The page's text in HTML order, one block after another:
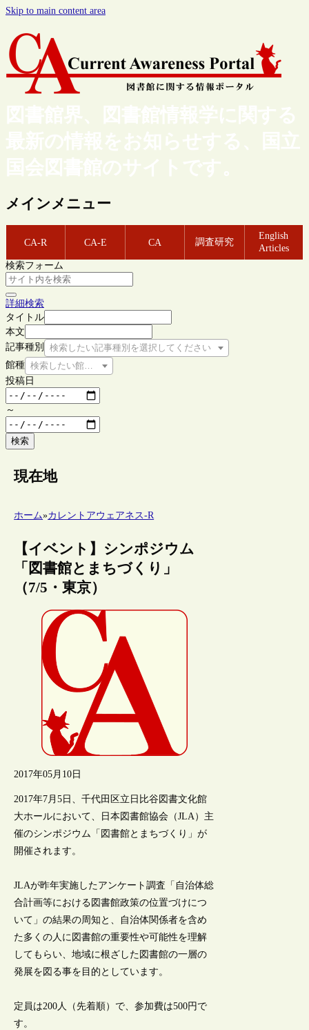
Skip to main content area
図書館界、図書館情報学に関する
最新の情報をお知らせする、国立
国会図書館のサイトです。
メインメニュー
CA-R CA-E CA 調査研究
English
Articles
検索フォーム
詳細検索
タイトル
本文
記事種別
検索したい記事種別を選択してください
館種 検索したい館種を選択してください
投稿日
～
検索
現在地
ホーム»カレントアウェアネス-R
【イベント】シンポジウム
「図書館とまちづくり」
（7/5・東京）
2017年05月10日
2017年7月5日、千代田区立日比谷図書文化館
大ホールにおいて、日本図書館協会（JLA）主
催のシンポジウム「図書館とまちづくり」が
開催されます。
JLAが昨年実施したアンケート調査「自治体総
合計画等における図書館政策の位置づけにつ
いて」の結果の周知と、自治体関係者を含め
た多くの人に図書館の重要性や可能性を理解
してもらい、地域に根ざした図書館の一層の
発展を図る事を目的としています。
定員は200人（先着順）で、参加費は500円で
す。